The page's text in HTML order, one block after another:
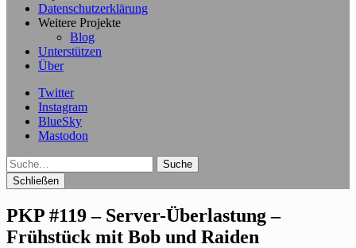
Datenschutzerklärung
Weitere Projekte
Blog
Unterstützen
Über
Twitter
Instagram
BlueSky
Mastodon
Suche
Schließen
PKP #119 – Server-Überlastung –
Frühstück mit Bob und Raiden